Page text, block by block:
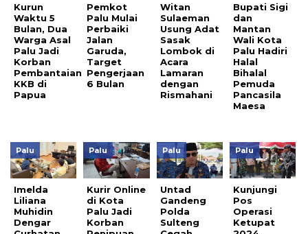
Kurun
Waktu 5
Bulan, Dua
Warga Asal
Palu Jadi
Korban
Pembantaian
KKB di
Papua
Pemkot
Palu Mulai
Perbaiki
Jalan
Garuda,
Target
Pengerjaan
6 Bulan
Witan
Sulaeman
Usung Adat
Sasak
Lombok di
Acara
Lamaran
dengan
Rismahani
Bupati Sigi
dan
Mantan
Wali Kota
Palu Hadiri
Halal
Bihalal
Pemuda
Pancasila
Maesa
Palu
Imelda
Liliana
Muhidin
Dengar
Palu
Kurir Online
di Kota
Palu Jadi
Korban
Palu
Untad
Gandeng
Polda
Sulteng
Palu
Kunjungi
Pos
Operasi
Ketupat